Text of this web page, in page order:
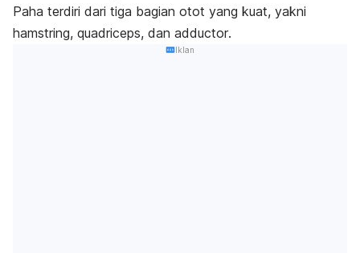
Paha terdiri dari tiga bagian otot yang kuat, yakni
hamstring, quadriceps, dan adductor.
Iklan